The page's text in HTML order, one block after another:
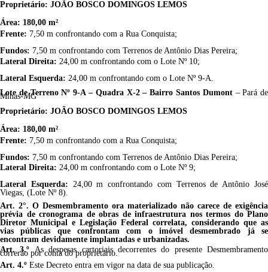
Proprietário: JOÃO BOSCO DOMINGOS LEMOS
Área: 180,00 m²
Frente: 7,50 m confrontando com a Rua Conquista;
Fundos: 7,50 m confrontando com Terrenos de Antônio Dias Pereira;
Lateral Direita: 24,00 m confrontando com o Lote Nº 10;
Lateral Esquerda: 24,00 m confrontando com o Lote Nº 9-A
Lote de TerrenoNº9-A – Quadra X-2 –Bairro Santos Dumont – Pará de
Minas-MG
Proprietário: JOÃO BOSCO DOMINGOS LEMOS
Área: 180,00 m²
Frente: 7,50 m confrontando com a Rua Conquista;
Fundos: 7,50 m confrontando com Terrenos de Antônio Dias Pereira;
Lateral Direita: 24,00 m confrontando com o Lote Nº 9;
Lateral Esquerda: 24,00 m confrontando com Terrenos de Antônio José
Viegas, (Lote Nº 8).
Art. 2°. O Desmembramento ora materializado não carece de exigência
prévia de cronograma de obras de infraestrutura nos termos do Plano
Diretor Municipal e Legislação Federal correlata, considerando que as
vias públicas que confrontam com o imóvel desmembrado já se
encontram devidamente implantadas e urbanizadas.
Art. 3.ºAs despesas cartoriais decorrentes do presente Desmembramento
correrão por conta do proprietário.
Art. 4.º Este Decreto entra em vigor na data de sua publicação.